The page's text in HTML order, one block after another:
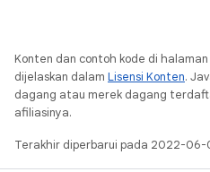
Konten dan contoh kode di
dijelaskan dalam Lisensi Konten.
dagang atau merek dagang
afiliasinya.
Terakhir diperbarui pada 2022-06-